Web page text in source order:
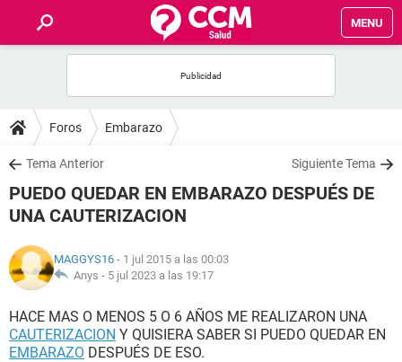
MENU
FOROS
SALUD
FAMILIA
NUTRICIÓN
SEXUALIDAD
Foros Embarazo
Tema Anterior Siguiente Tema
PUEDO QUEDAR EN EMBARAZO DESPUÉS DE
UNA CAUTERIZACION
MAGGYS16 - 1 jul 2015 a las 00:03
Anys - 5 jul 2023 a las 19:17
HACE MAS O MENOS 5 O 6 AÑOS ME REALIZARON UNA
CAUTERIZACION Y QUISIERA SABER SI PUEDO QUEDAR EN
EMBARAZO DESPUÉS DE ESO.